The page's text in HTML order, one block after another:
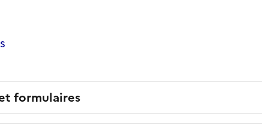
formulaires